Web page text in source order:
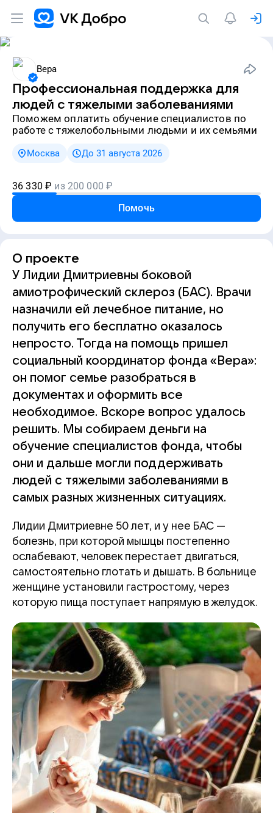
Вера
Профессиональная поддержка для
людей с тяжелыми заболеваниями
Поможем оплатить обучение специалистов по
работе с тяжелобольными людьми и их семьями
Москва До 31 августа 2026
36 330 ₽ из 200 000 ₽
Помочь
О проекте
У Лидии Дмитриевны боковой
амиотрофический склероз (БАС). Врачи
назначили ей лечебное питание, но
получить его бесплатно оказалось
непросто. Тогда на помощь пришел
социальный координатор фонда «Вера»:
он помог семье разобраться в
документах и оформить все
необходимое. Вскоре вопрос удалось
решить. Мы собираем деньги на
обучение специалистов фонда, чтобы
они и дальше могли поддерживать
людей с тяжелыми заболеваниями в
самых разных жизненных ситуациях.
Лидии Дмитриевне 50 лет, и у нее БАС —
болезнь, при которой мышцы постепенно
ослабевают, человек перестает двигаться,
самостоятельно глотать и дышать. В больнице
женщине установили гастростому, через
которую пища поступает напрямую в желудок.